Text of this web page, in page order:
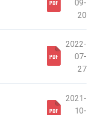
09-
20
2022-
07-
27
2021-
10-